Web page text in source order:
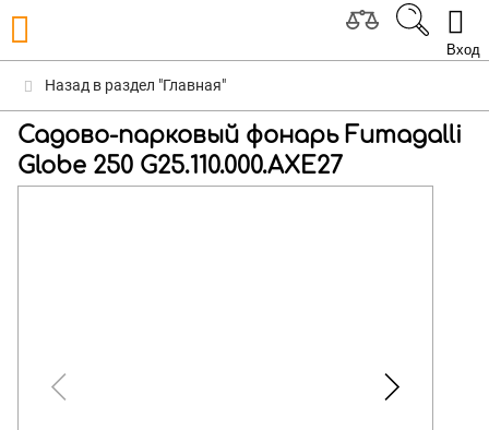
Вход
Назад в раздел "Главная"
Садово-парковый фонарь Fumagalli
Globe 250 G25.110.000.AXE27